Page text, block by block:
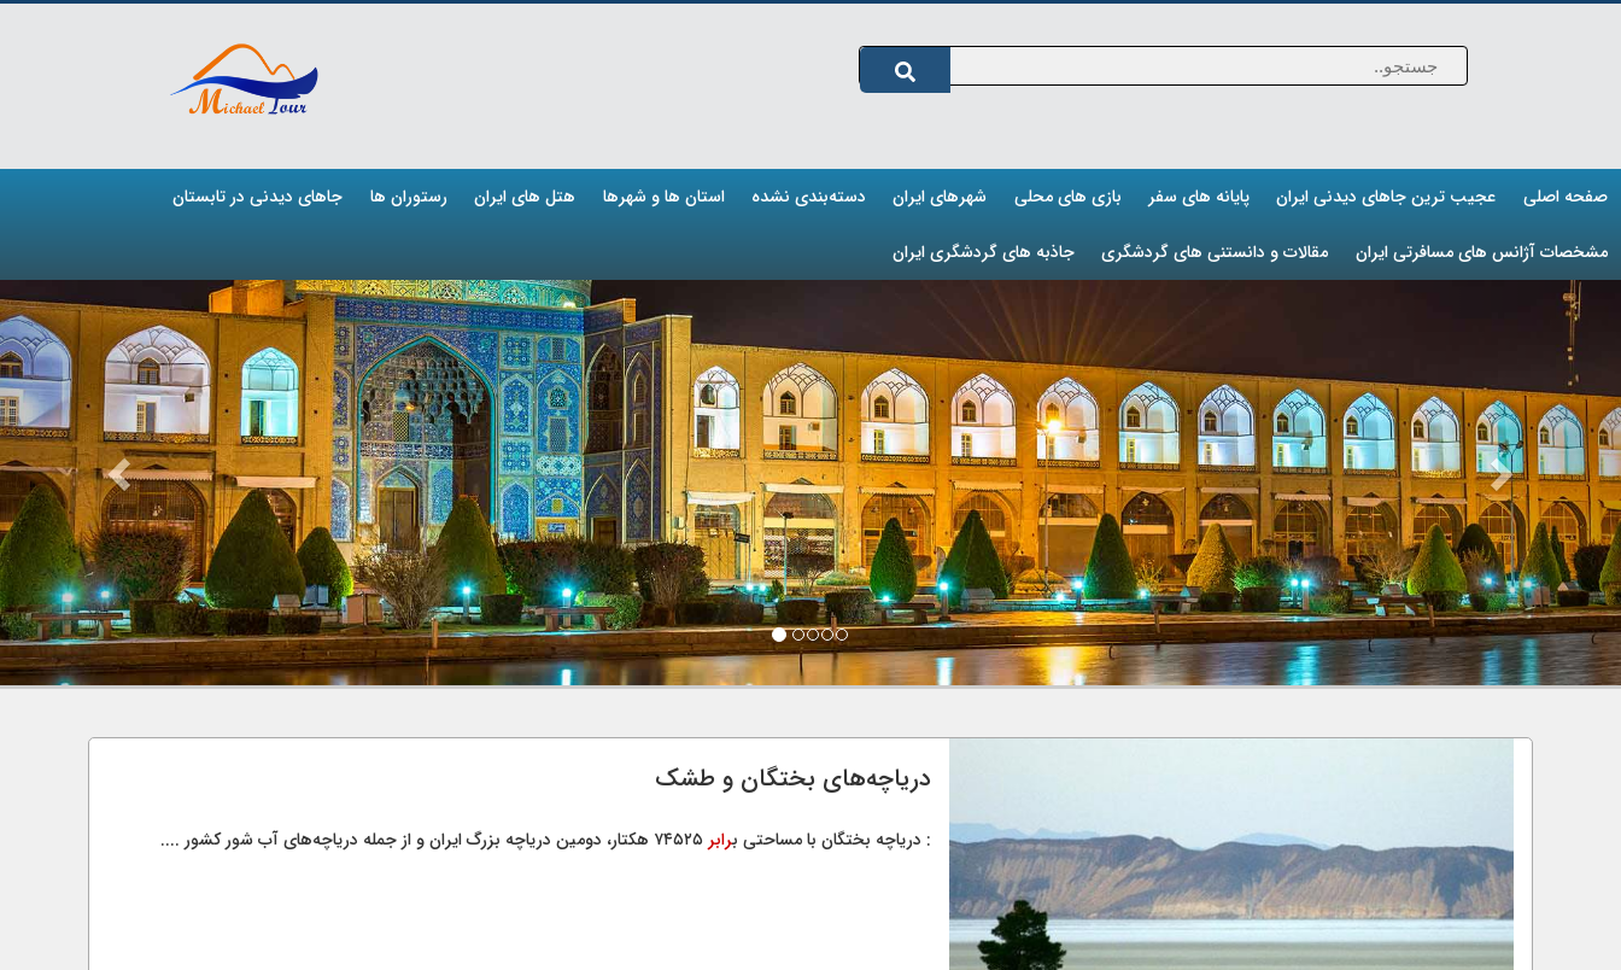
صفحه اصلی عجیب ترین جاهای دیدنی ایران پایانه های سفر بازی های محلی شهرهای ایران دسته‌بندی نشده استان ها و شهرها هتل های ایران رستوران ها جاهای دیدنی در تابستان
مشخصات آژانس های مسافرتی ایران مقالات و دانستنی های گردشگری جاذبه های گردشگری ایران
دریاچه‌های بختگان و طشک
: دریاچه بختگان با مساحتی برابر